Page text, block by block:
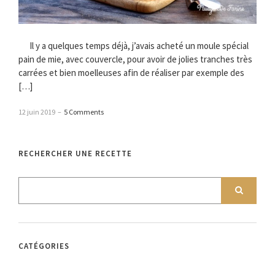
Il y a quelques temps déjà, j’avais acheté un moule spécial
pain de mie, avec couvercle, pour avoir de jolies tranches très
carrées et bien moelleuses afin de réaliser par exemple des
[…]
12 juin 2019 – 5 Comments
RECHERCHER UNE RECETTE
CATÉGORIES